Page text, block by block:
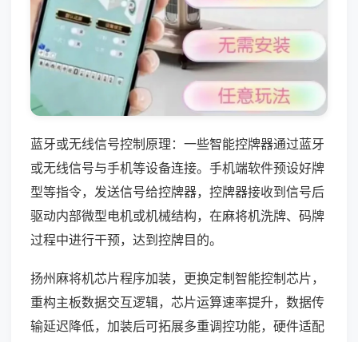
蓝牙或无线信号控制原理：一些智能控牌器通过蓝牙
或无线信号与手机等设备连接。手机端软件预设好牌
型等指令，发送信号给控牌器，控牌器接收到信号后
驱动内部微型电机或机械结构，在麻将机洗牌、码牌
过程中进行干预，达到控牌目的。
扬州麻将机芯片程序加装，更换定制智能控制芯片，
重构主板数据交互逻辑，芯片运算速率提升，数据传
输延迟降低，加装后可拓展多重调控功能，硬件适配